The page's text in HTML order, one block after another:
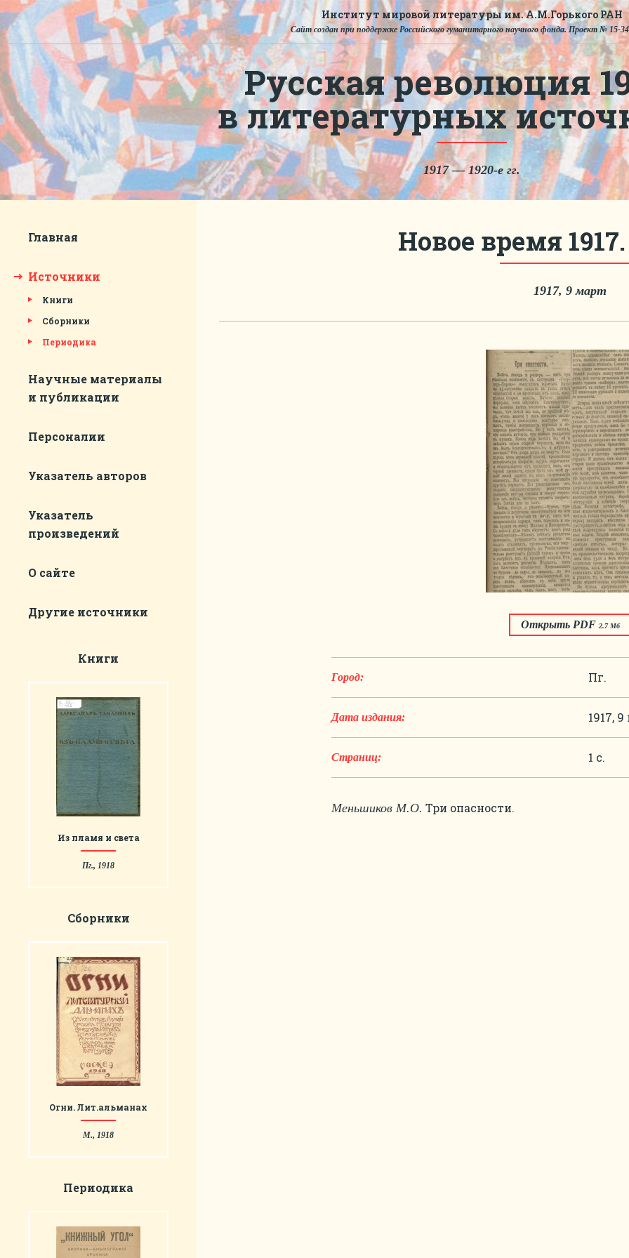
Институт мировой литературы им. А.М.Горького РАН
Сайт создан при поддержке Российского гуманитарного научного фонда. Проект № 15-
Русская революция
в литературных
1917 — 1920-е гг.
Главная
Источники
Книги
Сборники
Периодика
Научные материалы
и публикации
Персоналии
Указатель авторов
Указатель
произведений
О сайте
Другие источники
Книги
Из пламя и света
Пг., 1918
Сборники
Огни. Лит.альманах
М., 1918
Периодика
Новое время
1917, 9 март
Открыть PDF 2.7 Мб
Город: Пг.
Дата издания: 1917,
Страниц: 1 с.
Меньшиков М.О. Три опасности.